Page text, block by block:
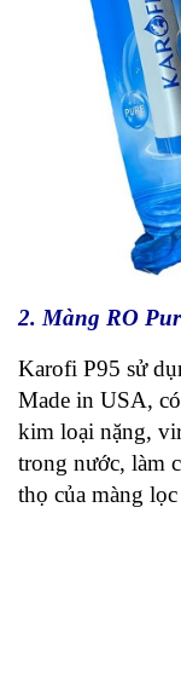
2. Màng RO
Karofi P95 sử
Made in USA,
kim loại nặng,
trong nước, làm
thọ của màng